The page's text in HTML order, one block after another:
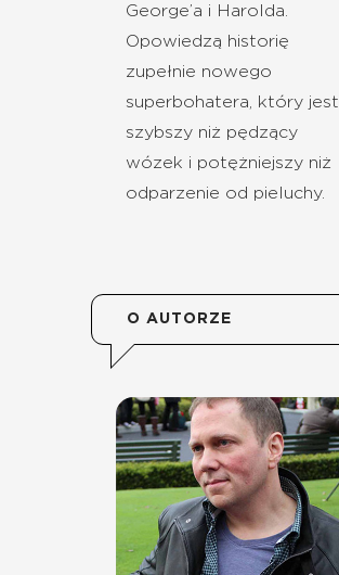
George’a i Harolda.
Opowiedzą historię
zupełnie nowego
superbohatera, który jest
szybszy niż pędzący
wózek i potężniejszy niż
odparzenie od pieluchy.
O AUTORZE